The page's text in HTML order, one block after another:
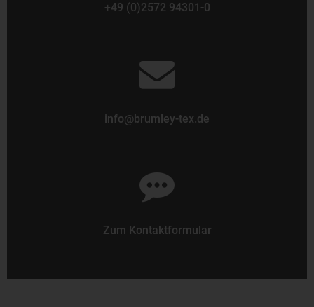
+49 (0)2572 94301-0
info@brumley-tex.de
Zum Kontaktformular